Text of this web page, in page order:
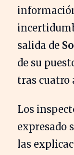
salida de
de su
tras cuatro
Los
expresado
las